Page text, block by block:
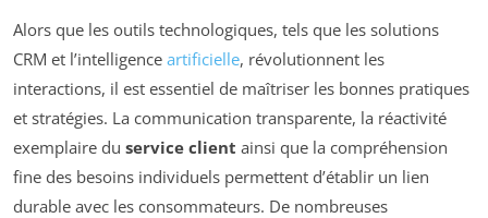
Alors que les outils technologiques, tels que les solutions
CRM et l’intelligence artificielle, révolutionnent les
interactions, il est essentiel de maîtriser les bonnes pratiques
et stratégies. La communication transparente, la réactivité
exemplaire du service client ainsi que la compréhension
fine des besoins individuels permettent d’établir un lien
durable avec les consommateurs. De nombreuses